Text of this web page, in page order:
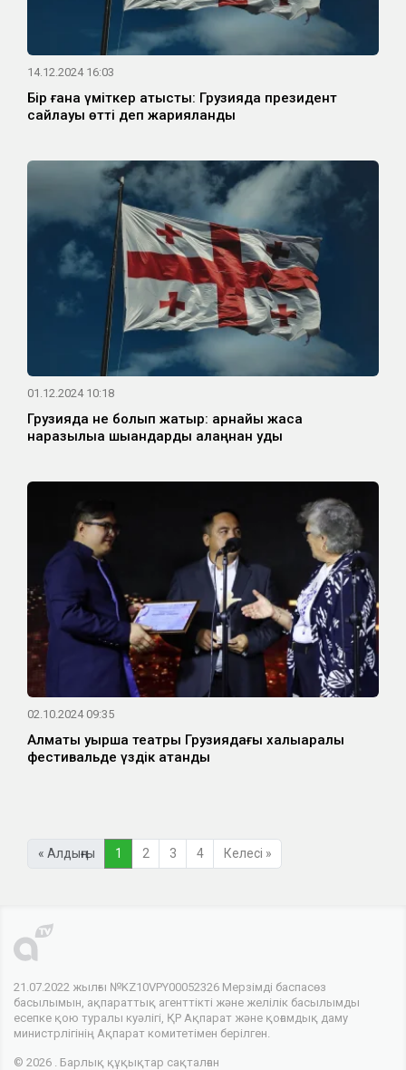
14.12.2024 16:03
Бір ғана үміткер қатысты: Грузияда президент
сайлауы өтті деп жарияланды
01.12.2024 10:18
Грузияда не болып жатыр: арнайы жасақ
наразылыққа шыққандарды алаңнан қуды
02.10.2024 09:35
Алматы қуыршақ театры Грузиядағы халықаралық
фестивальде үздік атанды
« Алдыңғы 1 2 3 4 Келесі »
21.07.2022 жылғы №KZ10VPY00052326 Мерзімді баспасөз
басылымын, ақпараттық агенттікті және желілік басылымды
есепке қою туралы куәлігі, ҚР Ақпарат және қоғамдық даму
министрлігінің Ақпарат комитетімен берілген.
© 2026 . Барлық құқықтар сақталған